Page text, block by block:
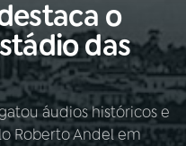
o
das
áudios históricos e
Roberto Andel em